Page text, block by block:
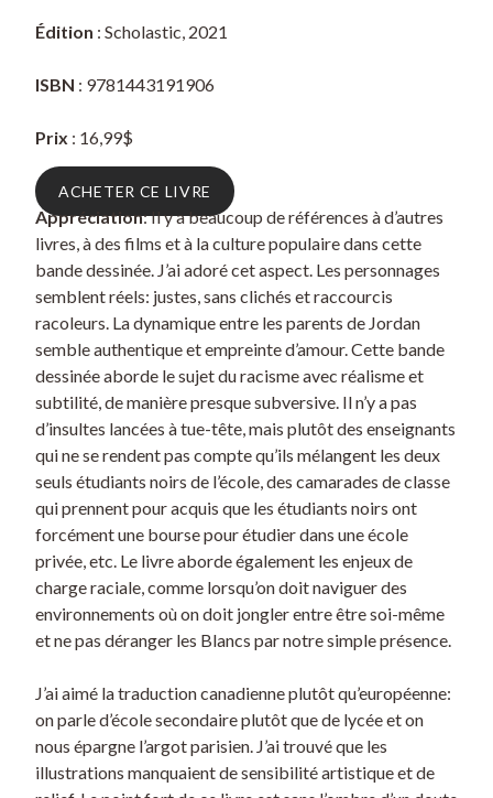
Édition : Scholastic, 2021
ISBN : 9781443191906
Prix : 16,99$
ACHETER CE LIVRE
Appréciation: Il y a beaucoup de références à d’autres
livres, à des films et à la culture populaire dans cette
bande dessinée. J’ai adoré cet aspect. Les personnages
semblent réels: justes, sans clichés et raccourcis
racoleurs. La dynamique entre les parents de Jordan
semble authentique et empreinte d’amour. Cette bande
dessinée aborde le sujet du racisme avec réalisme et
subtilité, de manière presque subversive. Il n’y a pas
d’insultes lancées à tue-tête, mais plutôt des enseignants
qui ne se rendent pas compte qu’ils mélangent les deux
seuls étudiants noirs de l’école, des camarades de classe
qui prennent pour acquis que les étudiants noirs ont
forcément une bourse pour étudier dans une école
privée, etc. Le livre aborde également les enjeux de
charge raciale, comme lorsqu’on doit naviguer des
environnements où on doit jongler entre être soi-même
et ne pas déranger les Blancs par notre simple présence.
J’ai aimé la traduction canadienne plutôt qu’européenne:
on parle d’école secondaire plutôt que de lycée et on
nous épargne l’argot parisien. J’ai trouvé que les
illustrations manquaient de sensibilité artistique et de